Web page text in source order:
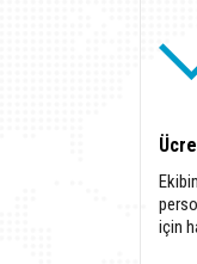
için